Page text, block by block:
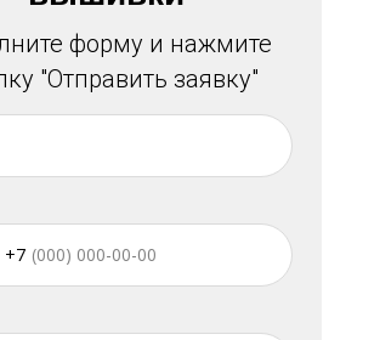
форму и нажмите
"Отправить заявку"
+7